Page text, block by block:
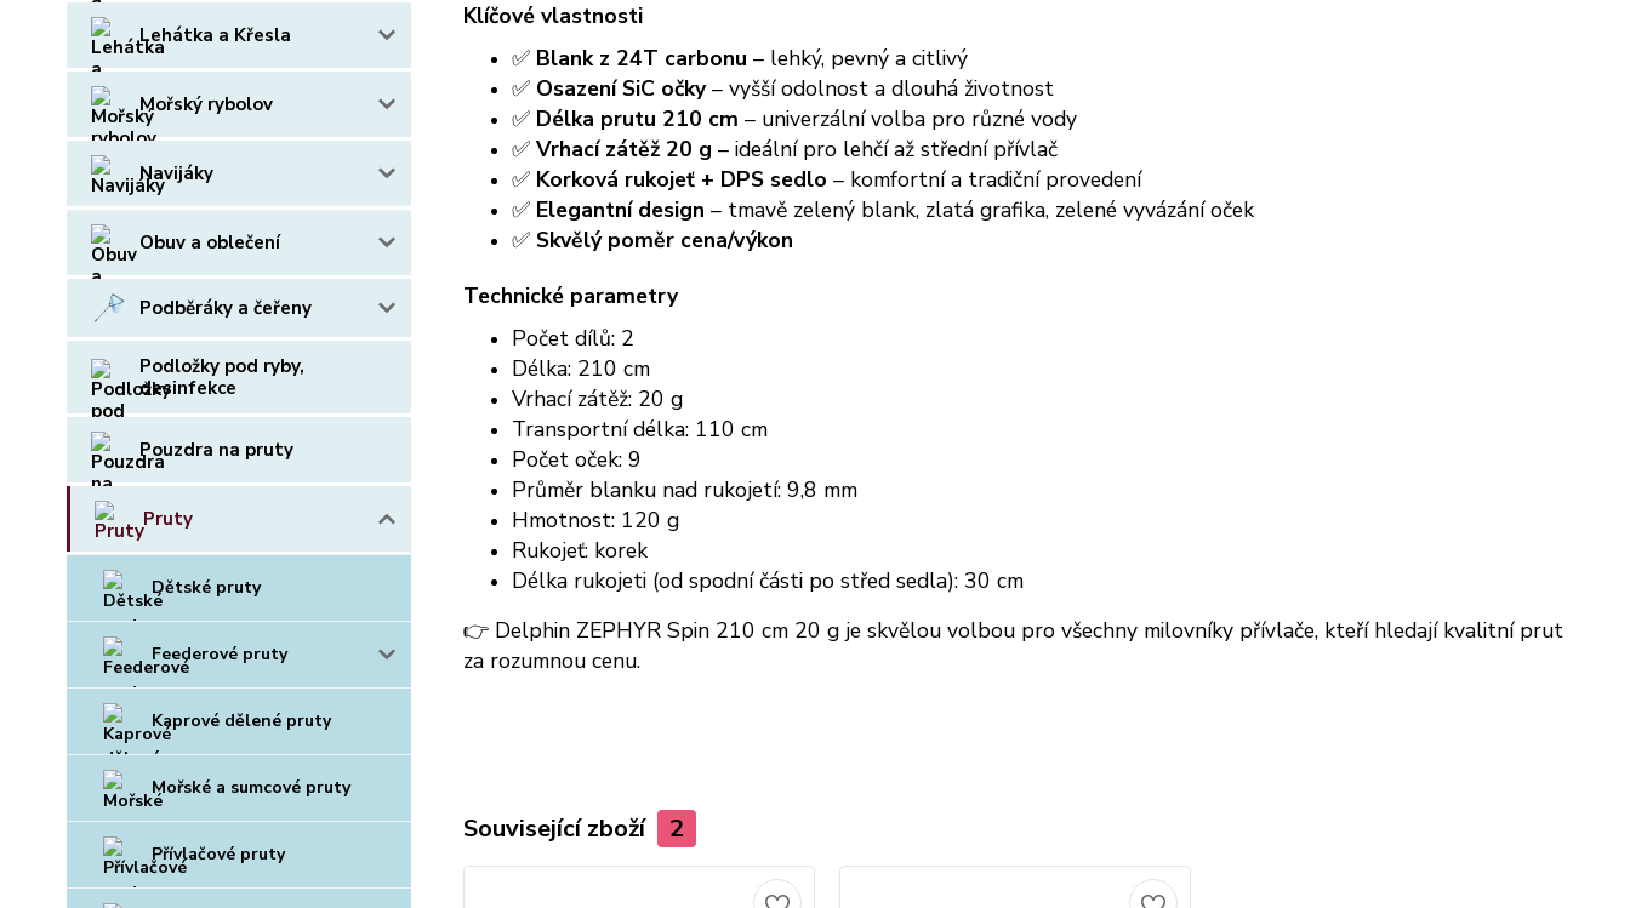
Lehátka a Křesla
Mořský rybolov
Navijáky
Obuv a oblečení
Podběráky a čeřeny
Podložky pod ryby,
desinfekce
Pouzdra na pruty
Pruty
Dětské pruty
Feederové pruty
Kaprové dělené pruty
Mořské a sumcové pruty
Přívlačové pruty
Klíčové vlastnosti
✅ Blank z 24T carbonu – lehký, pevný a citlivý
✅ Osazení SiC očky– vyšší odolnost a dlouhá životnost
✅ Délka prutu 210 cm – univerzální volba pro různé vody
✅ Vrhací zátěž 20 g – ideální pro lehčí až střední přívlač
✅ Korková rukojeť + DPS sedlo – komfortní a tradiční provedení
✅ Elegantní design – tmavě zelený blank, zlatá grafika, zelené vyvázání oček
✅ Skvělý poměr cena/výkon
Technické parametry
Počet dílů: 2
Délka: 210 cm
Vrhací zátěž: 20 g
Transportní délka: 110 cm
Počet oček: 9
Průměr blanku nad rukojetí: 9,8 mm
Hmotnost: 120 g
Rukojeť: korek
Délka rukojeti (od spodní části po střed sedla): 30 cm
👉 Delphin ZEPHYR Spin 210 cm 20 g je skvělou volbou pro všechny milovníky přívlače, kteří hledají kvalitní prut
za rozumnou cenu.
Související zboží 2